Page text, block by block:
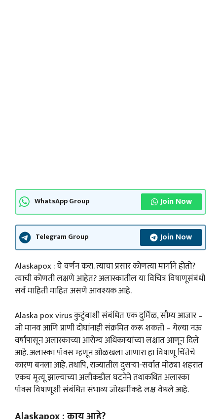
WhatsApp Group Join Now
Telegram Group Join Now
Alaskapox : चे वर्णन करा. त्याचा प्रसार कोणत्या मार्गाने होतो?
त्याची कोणती लक्षणे आहेत? अलास्कातील या विचित्र विषाणूसंबंधी
सर्व माहिती माहित असणे आवश्यक आहे.
Alaska pox virus कुटुंबाशी संबंधित एक दुर्मिळ, सौम्य आजार –
जो मानव आणि प्राणी दोघांनाही संक्रमित करू शकतो – गेल्या नऊ
वर्षांपासून अलास्काच्या आरोग्य अधिकाऱ्यांच्या लक्षात आणून दिले
आहे. अलास्का पॉक्स म्हणून ओळखला जाणारा हा विषाणू चिंतेचे
कारण बनला आहे. तथापि, राज्यातील दुसऱ्या-सर्वात मोठ्या शहरात
एकच मृत्यू झाल्याच्या अलीकडील घटनेने तथाकथित अलास्का
पॉक्स विषाणूशी संबंधित संभाव्य जोखमींकडे लक्ष वेधले आहे.